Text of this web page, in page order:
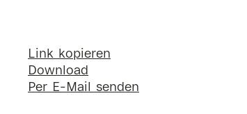
Link kopieren
Download
Per E-Mail senden